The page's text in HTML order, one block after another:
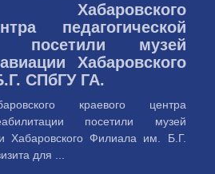
Хабаровского
педагогической
посетили музей
Хабаровского
СПбГУ ГА.
краевого центра
посетили музей
Хабаровского Филиала им. Б.Г.
для ...